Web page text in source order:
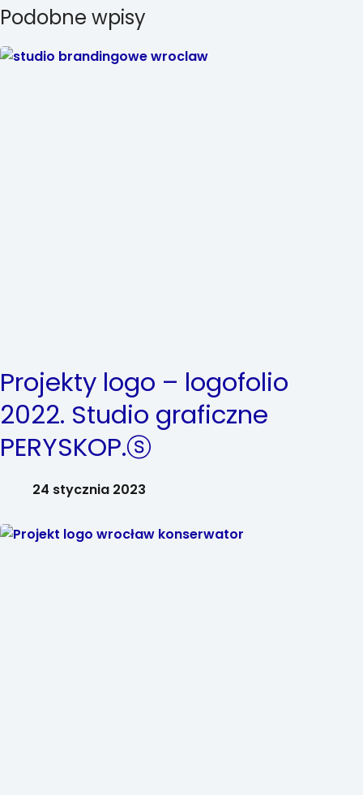
Podobne wpisy
Projekty logo – logofolio
2022. Studio graficzne
PERYSKOP.ⓢ
24 stycznia 2023